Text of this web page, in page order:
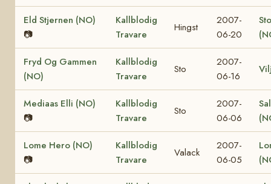
Eld Stjernen (NO)
📷
Kallblodig
Travare
Hingst
2007-
06-20
Fryd Og Gammen
(NO)
Kallblodig
Travare
Sto
2007-
06-16
Mediaas Elli (NO)
📷
Kallblodig
Travare
Sto
2007-
06-06
Lome Hero (NO)
📷
Kallblodig
Travare
Valack
2007-
06-05